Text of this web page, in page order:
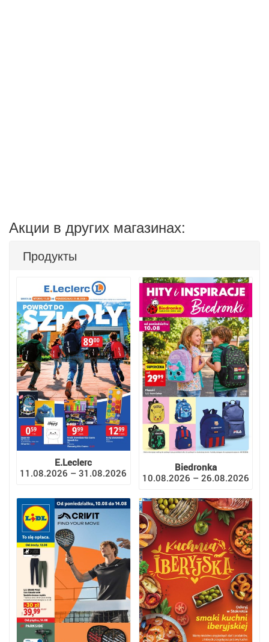
Акции в других магазинах:
Продукты
E.Leclerc
11.08.2026 – 31.08.2026
Biedronka
10.08.2026 – 26.08.2026